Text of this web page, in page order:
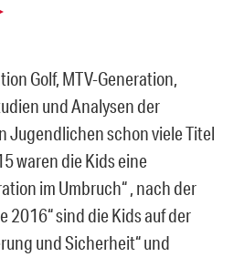
Golf, MTV-Generation,
und Analysen der
Jugendlichen schon viele Titel
waren die Kids eine
im Umbruch“ , nach der
2016“ sind die Kids auf der
und Sicherheit“ und